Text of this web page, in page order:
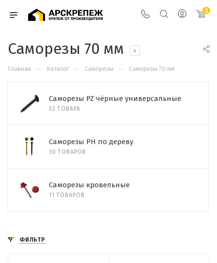
0
Саморезы 70 мм 4
Главная — Каталог — Саморезы — Саморезы 70 мм
Cаморезы PZ чёрные универсальные
32 ТОВАРА
Саморезы PH по дереву
30 ТОВАРОВ
Саморезы кровельные
11 ТОВАРОВ
ФИЛЬТР